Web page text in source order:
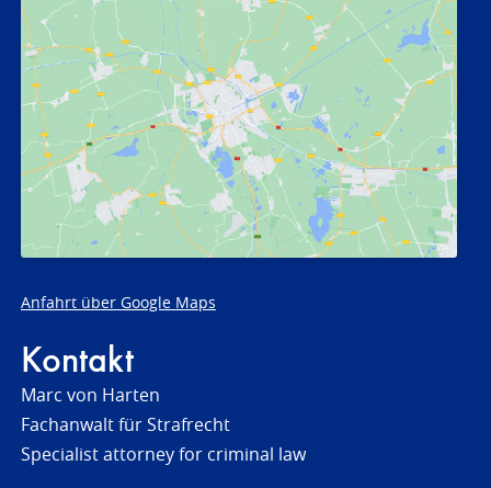
Anfahrt über Google Maps
Kontakt
Marc von Harten
Fachanwalt für Strafrecht
Specialist attorney for criminal law